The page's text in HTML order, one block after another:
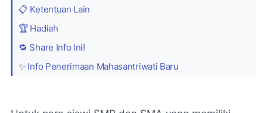
📋 Ketentuan Lain
🏆 Hadiah
🔁 Share Info Ini!
✨ Info Penerimaan Mahasantriwati Baru